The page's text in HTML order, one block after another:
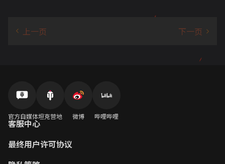
官方自媒体坦克营地 微博 哔哩哔哩
客服中心
最终用户许可协议